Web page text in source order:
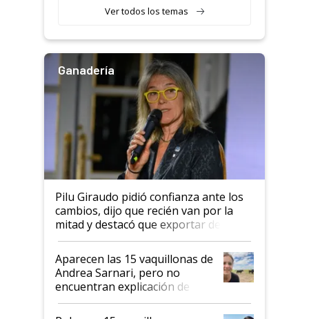
variedades que marcan un
salto tecnológico en genética y
Ver todos los temas
Ganadería
Pilu Giraudo pidió confianza ante los
cambios, dijo que recién van por la
mitad y destacó que exportar dejó de
ser "para unos pocos": "Tenemos un
mandato muy claro del gobierno
nacional"
Aparecen las 15 vaquillonas de
Andrea Sarnari, pero no
encuentran explicación de
cómo llegaron allí